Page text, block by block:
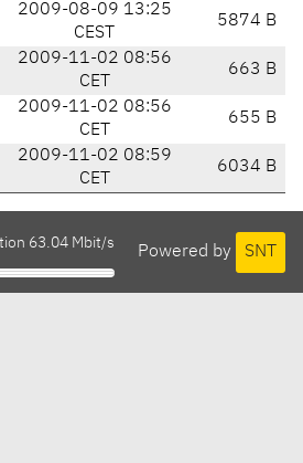
2009-08-09 13:25
CEST
5874 B
2009-11-02 08:56
CET
663 B
2009-11-02 08:56
CET
655 B
2009-11-02 08:59
CET
6034 B
Powered by SNT
63.04 Mbit/s